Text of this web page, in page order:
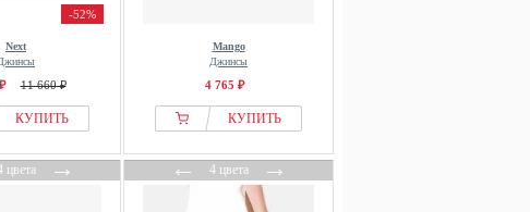
-52%
Next
11 660 ₽
КУПИТЬ
Mango
Джинсы
4 765 ₽
КУПИТЬ
цвета→ ←4 цвета→